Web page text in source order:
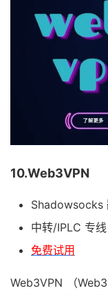
10.Web3VPN
Shadowsocks
中转/IPLC 专线
免费试用
Web3VPN （